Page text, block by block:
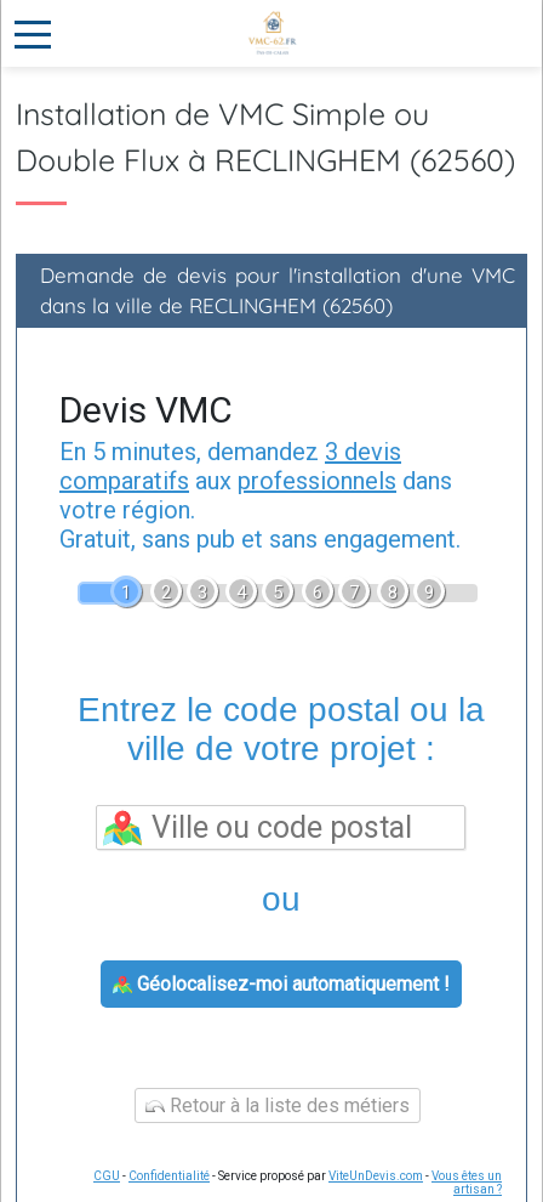
Installation de VMC Simple ou
Double Flux à RECLINGHEM (62560)
Demande de devis pour l'installation d'une VMC
dans la ville de RECLINGHEM (62560)
Devis VMC
En 5 minutes, demandez 3 devis
comparatifs aux professionnels dans
votre région.
Gratuit, sans pub et sans engagement.
1 2 3 4 5 6 7 8 9
Entrez le code postal ou la
ville de votre projet :
ou
Géolocalisez-moi automatiquement !
Retour à la liste des métiers
CGU - Confidentialité- Service proposé parViteUnDevis.com -Vous êtes un
artisan ?